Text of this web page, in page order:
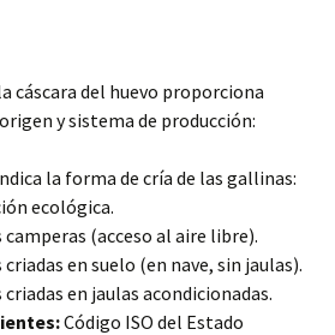
cáscara del huevo proporciona
y sistema de producción:
la forma de cría de las gallinas:
ecológica.
(acceso al aire libre).
en suelo (en nave, sin jaulas).
en jaulas acondicionadas.
Código ISO del Estado